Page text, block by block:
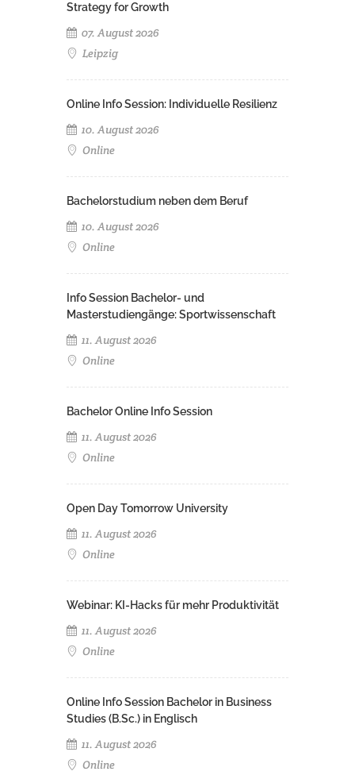
Strategy for Growth
07. August 2026
Leipzig
Online Info Session: Individuelle Resilienz
10. August 2026
Online
Bachelorstudium neben dem Beruf
10. August 2026
Online
Info Session Bachelor- und
Masterstudiengänge: Sportwissenschaft
11. August 2026
Online
Bachelor Online Info Session
11. August 2026
Online
Open Day Tomorrow University
11. August 2026
Online
Webinar: KI-Hacks für mehr Produktivität
11. August 2026
Online
Online Info Session Bachelor in Business
Studies (B.Sc.) in Englisch
11. August 2026
Online